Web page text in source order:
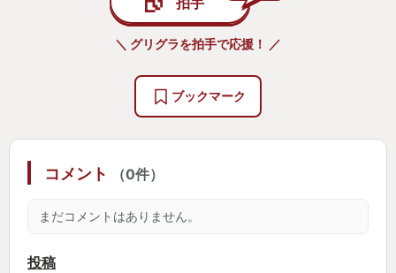
＼ グリグラを拍手で応援！ ／
ブックマーク
コメント （0件）
まだコメントはありません。
投稿